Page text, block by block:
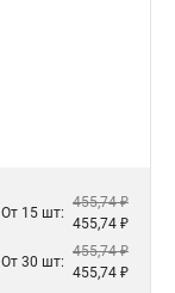
От 15 шт:
455,74 ₽
455,74 ₽
От 30 шт:
455,74 ₽
455,74 ₽